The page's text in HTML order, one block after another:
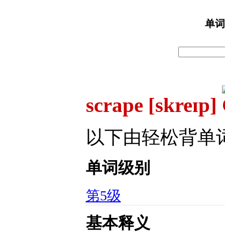
单
scrape [skreɪp]
以下由轻松背单
单词级别
第5级
基本释义